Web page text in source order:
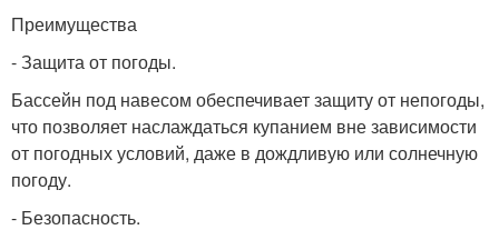
Преимущества
- Защита от погоды.
Бассейн под навесом обеспечивает защиту от непогоды,
что позволяет наслаждаться купанием вне зависимости
от погодных условий, даже в дождливую или солнечную
погоду.
- Безопасность.